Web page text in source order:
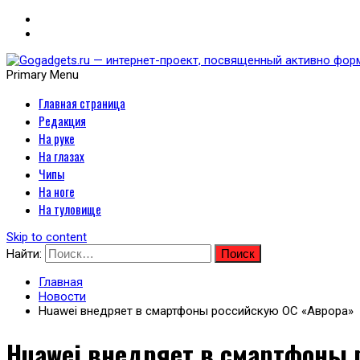
Gogadgets.ru —
носимых устройств
Primary Menu
Главная страница
Редакция
На руке
На глазах
Чипы
На ноге
На туловище
Skip to content
Найти:
Главная
Новости
Huawei внедряет в смартфоны российскую ОС «Аврора»